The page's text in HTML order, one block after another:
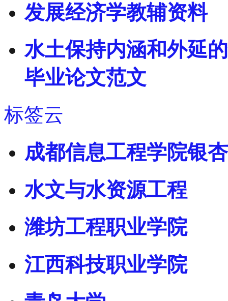
发展经济学教辅资料
水土保持内涵和外延
毕业论文范文
标签云
成都信息工程学院银
水文与水资源工程
潍坊工程职业学院
江西科技职业学院